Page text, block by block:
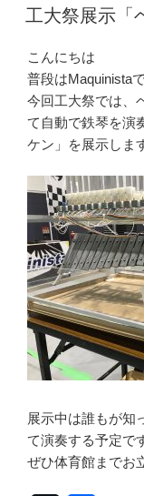
算
成
シ
ン
セ
サ
を
展
示
し
ま
す。”
の
稿
日:
工大祭展示「
こんにちは
普段はMaquinista
今回工大祭では、
て自動で鉄琴を演
ケン」を展示しま
展示中は誰もが知
て演奏する予定で
ぜひ体育館までお